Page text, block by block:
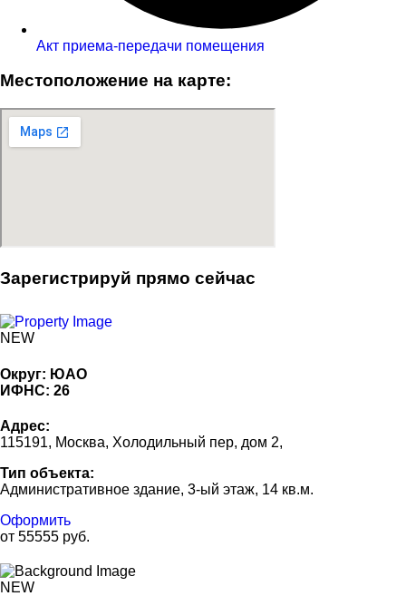
Акт приема-передачи помещения
Местоположение на карте:
Зарегистрируй прямо сейчас
NEW
Округ: ЮАО
ИФНС: 26
Адрес:
115191, Москва, Холодильный пер, дом 2,
Тип объекта:
Административное здание, 3-ый этаж, 14 кв.м.
Оформить
от 55555 руб.
NEW